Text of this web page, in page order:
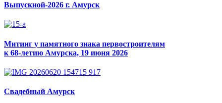
Выпускной-2026 г. Амурск
Митинг у памятного знака первостроителям
к 68-летию Амурска, 19 июня 2026
Свадебный Амурск